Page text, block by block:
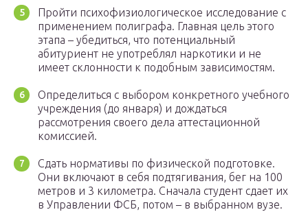
Пройти психофизиологическое исследование с
применением полиграфа. Главная цель этого
этапа – убедиться, что потенциальный
абитуриент не употреблял наркотики и не
имеет склонности к подобным зависимостям.
Определиться с выбором конкретного учебного
учреждения (до января) и дождаться
рассмотрения своего дела аттестационной
комиссией.
Сдать нормативы по физической подготовке.
Они включают в себя подтягивания, бег на 100
метров и 3 километра. Сначала студент сдает их
в Управлении ФСБ, потом – в выбранном вузе.